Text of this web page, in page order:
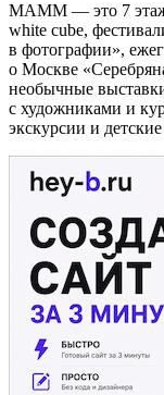
МАММ — это 7
white cube,
в фотографии»,
о Москве
необычные
с художниками и
экскурсии и